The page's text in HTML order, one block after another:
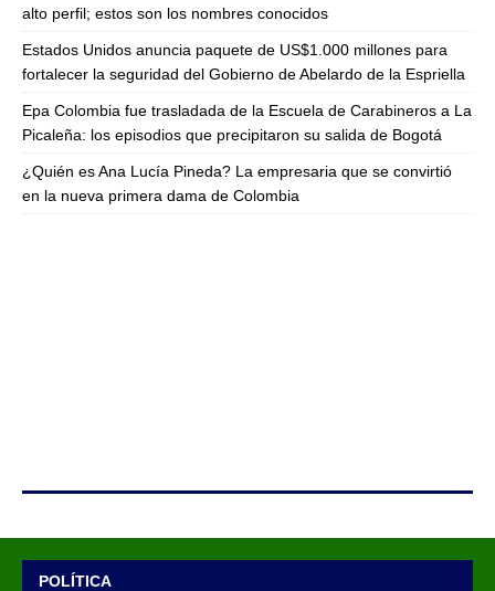
alto perfil; estos son los nombres conocidos
Estados Unidos anuncia paquete de US$1.000 millones para
fortalecer la seguridad del Gobierno de Abelardo de la Espriella
Epa Colombia fue trasladada de la Escuela de Carabineros a La
Picaleña: los episodios que precipitaron su salida de Bogotá
¿Quién es Ana Lucía Pineda? La empresaria que se convirtió
en la nueva primera dama de Colombia
POLÍTICA